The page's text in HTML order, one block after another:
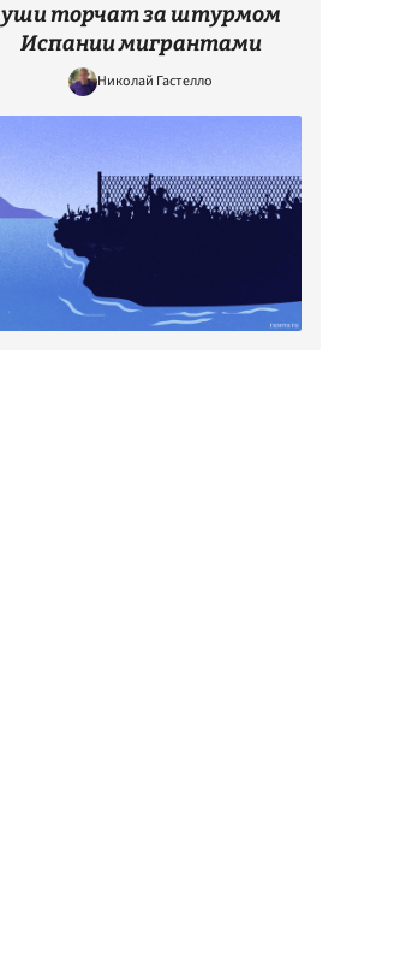
уши торчат за штурмом
Испании мигрантами
Николай Гастелло